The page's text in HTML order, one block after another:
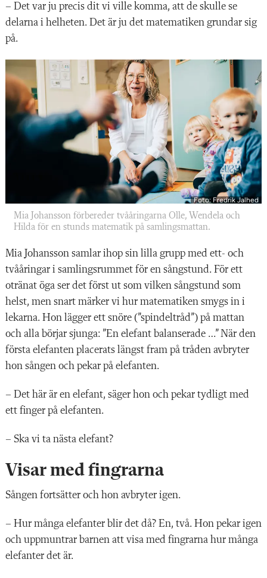
– Det var ju precis dit vi ville komma, att de skulle se
delarna i helheten. Det är ju det matematiken grundar sig
på.
Foto: Fredrik Jalhed
Mia Johansson förbereder tvååringarna Olle, Wendela och
Hilda för en stunds matematik på samlingsmattan.
Mia Johansson samlar ihop sin lilla grupp med ett- och
tvååringar i samlingsrummet för en sångstund. För ett
otränat öga ser det först ut som vilken sångstund som
helst, men snart märker vi hur matematiken smygs in i
lekarna. Hon lägger ett snöre (”spindeltråd”) på mattan
och alla börjar sjunga: ”En elefant balanserade …” När den
första elefanten placerats längst fram på tråden avbryter
hon sången och pekar på elefanten.
– Det här är en elefant, säger hon och pekar tydligt med
ett finger på elefanten.
– Ska vi ta nästa elefant?
Visar med fingrarna
Sången fortsätter och hon avbryter igen.
– Hur många elefanter blir det då? En, två. Hon pekar igen
och uppmuntrar barnen att visa med fingrarna hur många
elefanter det är.